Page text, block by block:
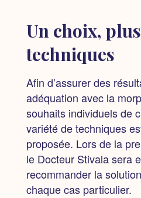
Un choix,
techniques
Afin d’assurer des
adéquation avec la
souhaits individuels de
variété de techniques
proposée. Lors de la
le Docteur Stivala sera
recommander la
chaque cas particulier.